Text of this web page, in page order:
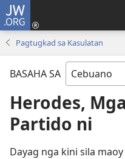
JW.ORG
Pagtugkad sa Kasulatan
BASAHA SA
Herodes,
Partido ni
Dayag nga kini sila